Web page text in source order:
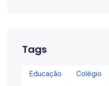
Tags
Educação Colégio